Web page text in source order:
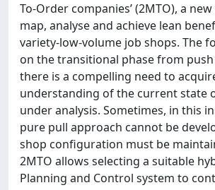
To-Order companies’ (2MTO), a
map, analyse and achieve lean
variety-low-volume job shops. The
on the transitional phase from
there is a compelling need to
understanding of the current state
under analysis. Sometimes, in this
pure pull approach cannot be
shop configuration must be
2MTO allows selecting a suitable
Planning and Control system to